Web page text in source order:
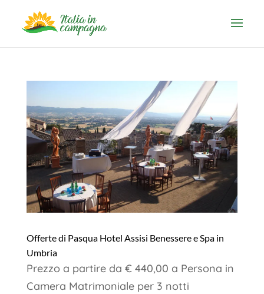
Offerte di Pasqua Hotel Assisi Benessere e Spa in
Umbria
Prezzo a partire da € 440,00 a Persona in
Camera Matrimoniale per 3 notti